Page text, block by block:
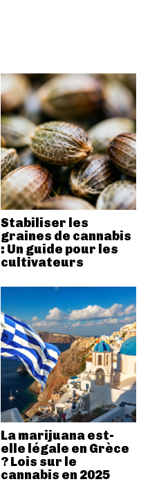
Stabiliser les
graines de cannabis
: Un guide pour les
cultivateurs
La marijuana est-
elle légale en Grèce
? Lois sur le
cannabis en 2025